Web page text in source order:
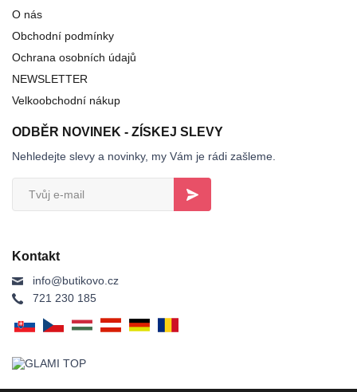
O nás
Obchodní podmínky
Ochrana osobních údajů
NEWSLETTER
Velkoobchodní nákup
ODBĚR NOVINEK - ZÍSKEJ SLEVY
Nehledejte slevy a novinky, my Vám je rádi zašleme.
Kontakt
info@butikovo.cz
721 230 185